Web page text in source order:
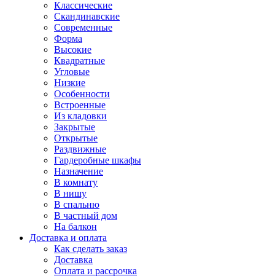
Классические
Скандинавские
Современные
Форма
Высокие
Квадратные
Угловые
Низкие
Особенности
Встроенные
Из кладовки
Закрытые
Открытые
Раздвижные
Гардеробные шкафы
Назначение
В комнату
В нишу
В спальню
В частный дом
На балкон
Доставка и оплата
Как сделать заказ
Доставка
Оплата и рассрочка